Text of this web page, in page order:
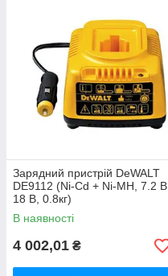
Зарядний пристрій DeWALT
DE9112 (Ni-Cd + Ni-MH, 7.2 В,
18 В, 0.8кг)
В наявності
4 002,01 ₴